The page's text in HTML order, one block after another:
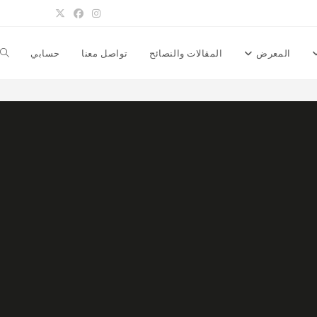
المعرض المقالات والنصائح تواصل معنا حسابي